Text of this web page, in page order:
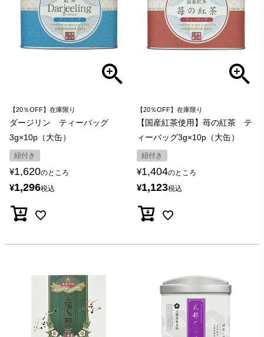
【20％OFF】在庫限り
ダージリン ティーバッグ
3g×10p（大缶）
紐付き
¥1,620のところ
¥1,296税込
【20％OFF】在庫限り
【国産紅茶使用】苺の紅茶 テ
ィーバッグ3g×10p（大缶）
紐付き
¥1,404のところ
¥1,123税込